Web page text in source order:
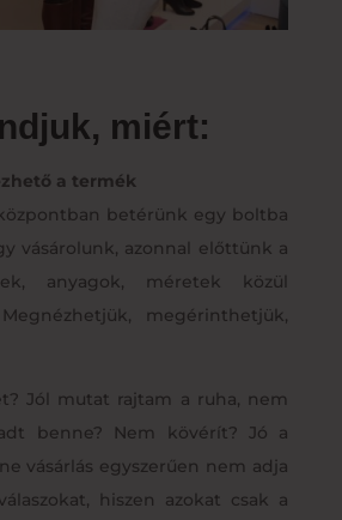
miért:
a termék
betérünk egy boltba
vásárolunk, azonnal előttünk a
anyagok, méretek közül
megérinthetjük,
Jól mutat rajtam a ruha, nem
benne? Nem kövérít? Jó a
vásárlás egyszerűen nem adja
hiszen azokat csak a